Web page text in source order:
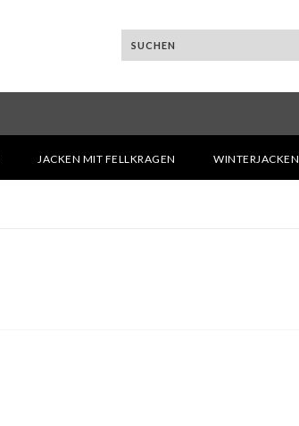
JACKEN MIT FELLKRAGEN WINTERJACKEN